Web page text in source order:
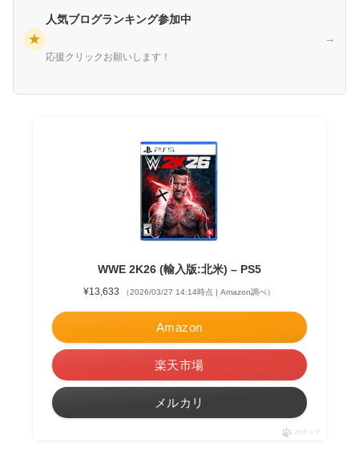
★
人気ブログランキング参加中
応援クリックお願いします！
→
WWE 2K26 (輸入版:北米) – PS5
¥13,633 （2026/03/27 14:14時点 | Amazon調べ）
Amazon
楽天市場
メルカリ
ポチップ